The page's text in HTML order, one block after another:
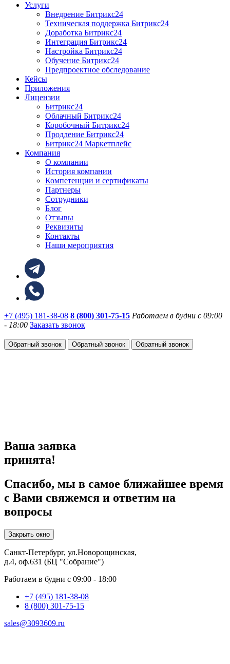
Услуги
Внедрение Битрикс24
Техническая поддержка Битрикс24
Доработка Битрикс24
Интеграция Битрикс24
Настройка Битрикс24
Обучение Битрикс24
Предпроектное обследование
Кейсы
Приложения
Лицензии
Битрикс24
Облачный Битрикс24
Коробочный Битрикс24
Продление Битрикс24
Битрикс24 Маркетплейс
Компания
О компании
История компании
Компетенции и сертификаты
Партнеры
Сотрудники
Блог
Отзывы
Реквизиты
Контакты
Наши мероприятия
+7 (495) 181-38-08 8 (800) 301-75-15 Работаем в будни с 09:00
- 18:00 Заказать звонок
Обратный звонок Обратный звонок Обратный звонок
Ваша заявка
принята!
Спасибо, мы в самое ближайшее время
с Вами свяжемся и ответим на
вопросы
Закрыть окно
Санкт-Петербург, ул.Новорощинская,
д.4, оф.631 (БЦ "Собрание")
Работаем в будни с 09:00 - 18:00
+7 (495) 181-38-08
8 (800) 301-75-15
sales@3093609.ru